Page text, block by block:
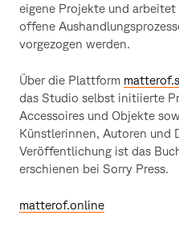
eigene Projekte und
offene
vorgezogen werden.
Über die Plattform
das Studio selbst initiierte
Accessoires und Objekte
Künstlerinnen, Autoren und
Veröffentlichung ist das
erschienen bei Sorry Press.
matterof.online